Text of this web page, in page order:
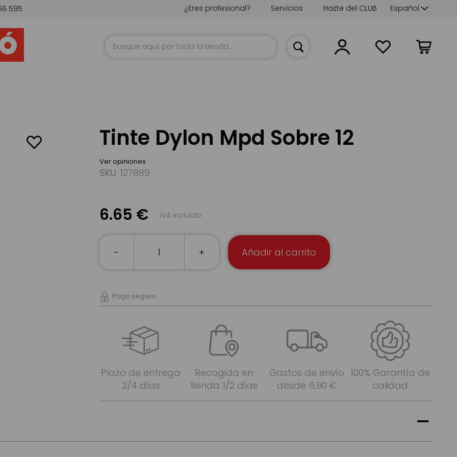
595 Lenguaje
Español
Hazte del CLUB
Servicios
¿Eres profesional?
Mi cesta
Tinte Dylon Mpd Sobre 12
Ver opiniones
SKU 127889
6.65 € IVA incluido
- + Añadir al carrito
Pago seguro
Plazo de entrega
2/4 días
Recogida en
tienda 1/2 días
Gastos de envío
desde 6,90 €
100% Garantía de
calidad